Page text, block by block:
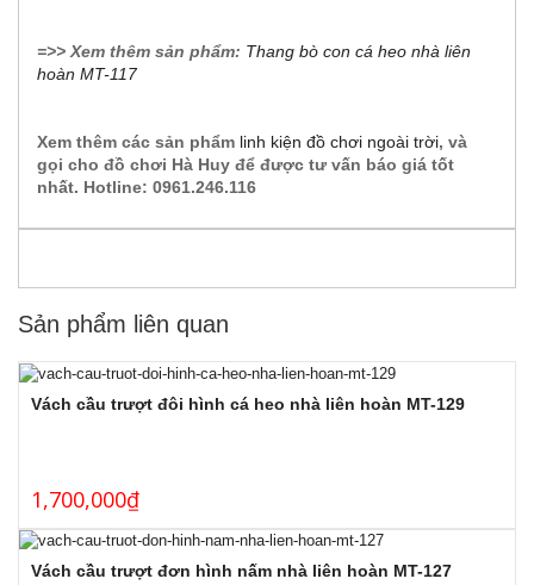
=>> Xem thêm sản phẩm: Thang bò con cá heo nhà liên
hoàn MT-117
Xem thêm các sản phẩm linh kiện đồ chơi ngoài trời, và
gọi cho đồ chơi Hà Huy để được tư vấn báo giá tốt
nhất. Hotline: 0961.246.116
Sản phẩm liên quan
Vách cầu trượt đôi hình cá heo nhà liên hoàn MT-129
1,700,000₫
Vách cầu trượt đơn hình nấm nhà liên hoàn MT-127